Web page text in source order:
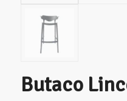
Butaco